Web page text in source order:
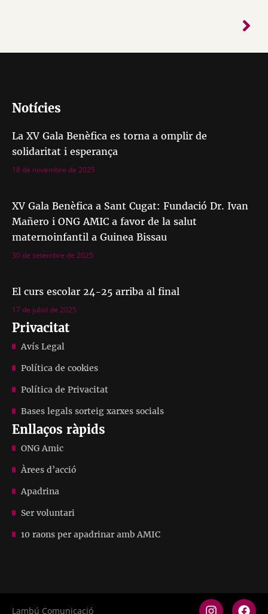
Notícies
La XV Gala Benèfica es torna a omplir de
solidaritat i esperança
18 de novembre de 2025
XV Gala Benèfica a Sant Cugat: Fundació Dr. Ivan
Mañero i ONG AMIC a favor de la salut
maternoinfantil a Guinea Bissau
30 de setembre de 2025
El curs escolar 24-25 arriba al final
17 de juliol de 2025
Privacitat
Avís Legal
Política de cookies
Política de Privacitat
Bases legals sorteig xarxes socials
Enllaços ràpids
ONG Amic
Àrees d’acció
Apadrina
Ser voluntari
10 raons per apadrinar amb AMIC
Lambú Comunicació